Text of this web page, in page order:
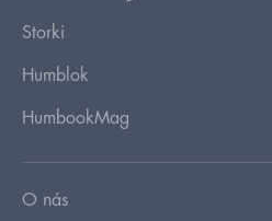
Storki
Humblok
HumbookMag
O nás